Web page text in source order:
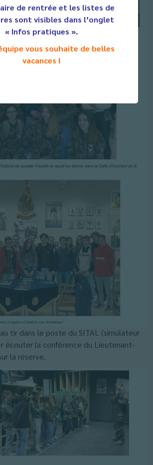
de rentrée et les listes de
sont visibles dans l’onglet
« Infos pratiques ».
vous souhaite de belles
vacances !
tir dans le poste du SITAL (simulateur
écouter la conférence du Lieutenant-
la réserve.